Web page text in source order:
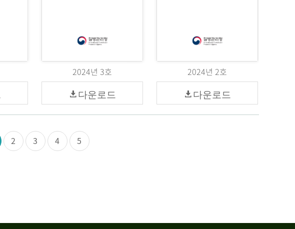
2024년 3호
다운로드
2024년 2호
다운로드
2 3 4 5